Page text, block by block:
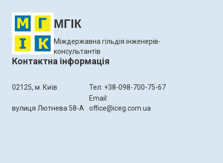
МГІК
Міждержавна гільдія інженерів-
консультантів
Контактна інформація
02125, м. Київ
вулиця Лютнева 58-А
Тел: +38-098-700-75-67
Email:
office@iceg.com.ua